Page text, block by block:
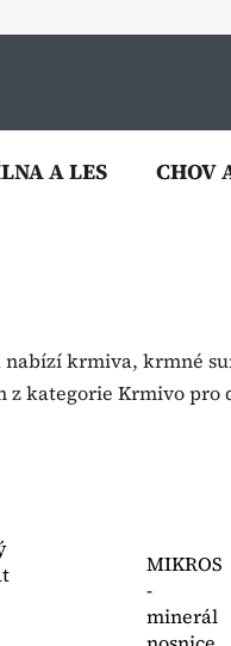
A LES CHOV
nabízí krmiva, krmné
kategorie Krmivo
MIKROS
-
minerál